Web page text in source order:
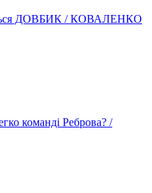
ДОВБИК / КОВАЛЕНКО
команді Реброва? /